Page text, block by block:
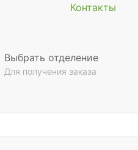
Контакты
Выбрать отделение
Для получения заказа